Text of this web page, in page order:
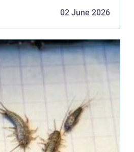
02 June 2026